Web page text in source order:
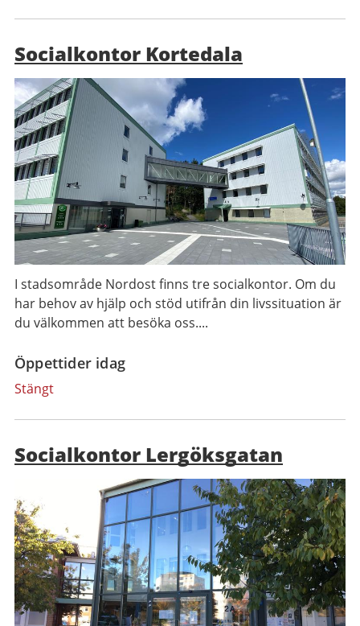
Socialkontor Kortedala
I stadsområde Nordost finns tre socialkontor. Om du
har behov av hjälp och stöd utifrån din livssituation är
du välkommen att besöka oss....
Öppettider idag
Stängt
Socialkontor Lergöksgatan